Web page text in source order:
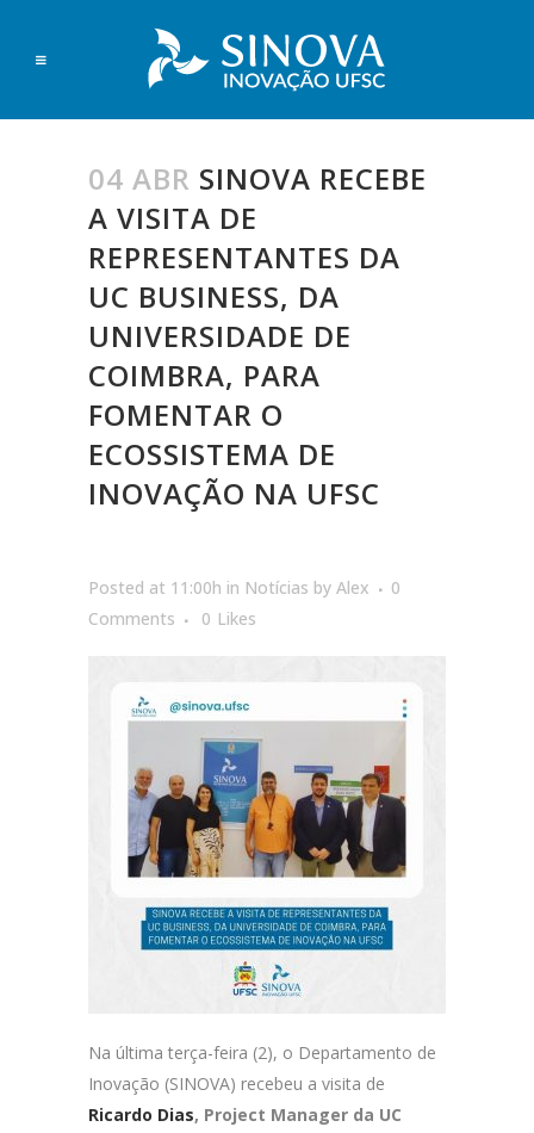
04 ABR SINOVA RECEBE
A VISITA DE
REPRESENTANTES DA
UC BUSINESS, DA
UNIVERSIDADE DE
COIMBRA, PARA
FOMENTAR O
ECOSSISTEMA DE
INOVAÇÃO NA UFSC
Posted at 11:00h in Notícias by Alex
0
Comments
0 Likes
Na última terça-feira (2), o Departamento de
Inovação (SINOVA) recebeu a visita de
Ricardo Dias, Project Manager da UC